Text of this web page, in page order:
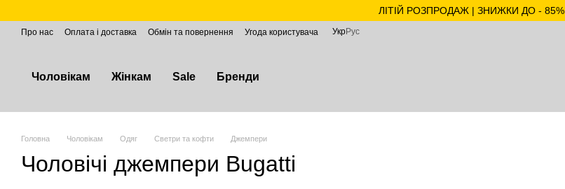
ЛІТІЙ РОЗПРОДАЖ | ЗНИЖКИ ДО - 85%
Про нас Оплата і доставка Обмін та повернення Угода користувача УкрРус
Чоловікам Жінкам Sale Бренди
Головна Чоловікам Одяг Светри та кофти Джемпери
Чоловічі джемпери Bugatti